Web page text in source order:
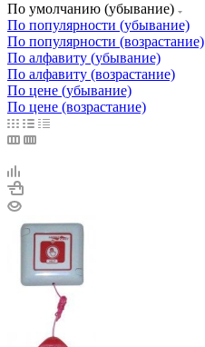
По умолчанию (убывание)
По популярности (убывание)
По популярности (возрастание)
По алфавиту (убывание)
По алфавиту (возрастание)
По цене (убывание)
По цене (возрастание)